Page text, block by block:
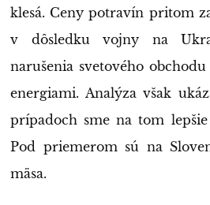
klesá. Ceny potravín pritom
v dôsledku vojny na
narušenia svetového
energiami. Analýza však
prípadoch sme na tom
Pod priemerom sú na
mäsa.